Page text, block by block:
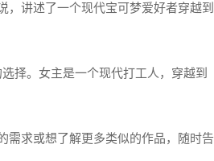
，讲述了一个现代宝可梦爱好者穿越到
择。女主是一个现代打工人，穿越到
需求或想了解更多类似的作品，随时告